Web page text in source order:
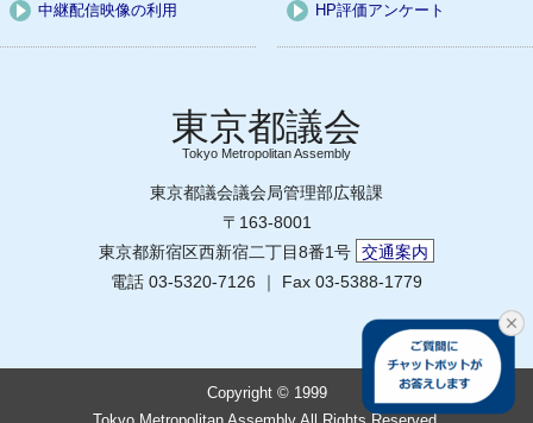
中継配信映像の利用 HP評価アンケート
Tokyo Metropolitan Assembly
東京都議会議会局管理部広報課
〒163-8001
東京都新宿区西新宿二丁目8番1号 交通案内
電話 03-5320-7126 ｜ Fax 03-5388-1779
Copyright © 1999
Tokyo Metropolitan Assembly All Rights Reserved.